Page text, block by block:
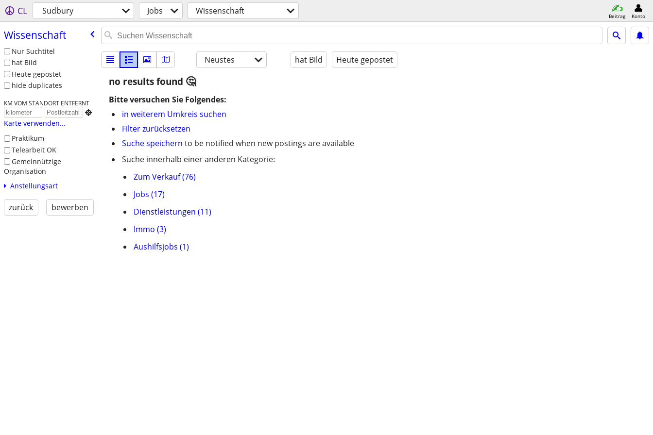
CL Sudbury Jobs Wissenschaft Beitrag Konto
Wissenschaft
Nur Suchtitel
hat Bild
Heute gepostet
hide duplicates
KM VOM STANDORT ENTFERNT

Karte verwenden...
Praktikum
Telearbeit OK
Gemeinnützige
Organisation
Anstellungsart
zurück bewerben
Neustes hat Bild Heute gepostet
no results found
Bitte versuchen Sie Folgendes:
in weiterem Umkreis suchen
Filter zurücksetzen
Suche speichern to be notified when new postings are available
Suche innerhalb einer anderen Kategorie:
Zum Verkauf (76)
Jobs (17)
Dienstleistungen (11)
Immo (3)
Aushilfsjobs (1)